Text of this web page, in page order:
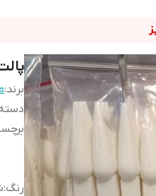
برند:
رنگ: